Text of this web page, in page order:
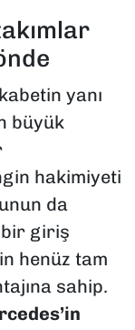
yanı
büyük
hakimiyeti
da
bir giriş
henüz tam
sahip.